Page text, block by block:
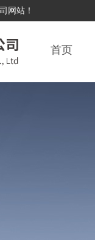
网站！
首页